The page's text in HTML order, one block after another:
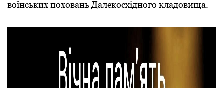
воїнських поховань Далекосхідного кладовища.